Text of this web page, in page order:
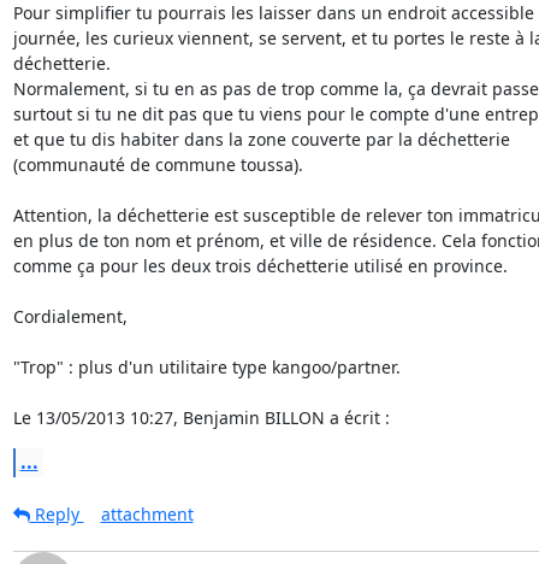
Pour simplifier tu pourrais les laisser dans un endroit
journée, les curieux viennent, se servent, et tu portes le reste à
déchetterie.
Normalement, si tu en as pas de trop comme la, ça devrait
surtout si tu ne dit pas que tu viens pour le compte d'une
et que tu dis habiter dans la zone couverte par la déchetterie
(communauté de commune toussa).
Attention, la déchetterie est susceptible de relever ton
en plus de ton nom et prénom, et ville de résidence. Cela
comme ça pour les deux trois déchetterie utilisé en province.
Cordialement,
"Trop" : plus d'un utilitaire type kangoo/partner.
Le 13/05/2013 10:27, Benjamin BILLON a écrit :
...
Reply attachment